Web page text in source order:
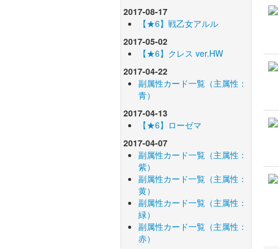
2017-08-17
【★6】戦乙女アルル
2017-05-02
【★6】クレス ver.HW
2017-04-22
副属性カード一覧（主属性：
青）
2017-04-13
【★6】ローゼマ
2017-04-07
副属性カード一覧（主属性：
紫）
副属性カード一覧（主属性：
黄）
副属性カード一覧（主属性：
緑）
副属性カード一覧（主属性：
赤）